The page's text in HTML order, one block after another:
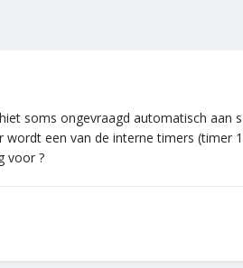
soms ongevraagd automatisch aan
wordt een van de interne timers
voor ?